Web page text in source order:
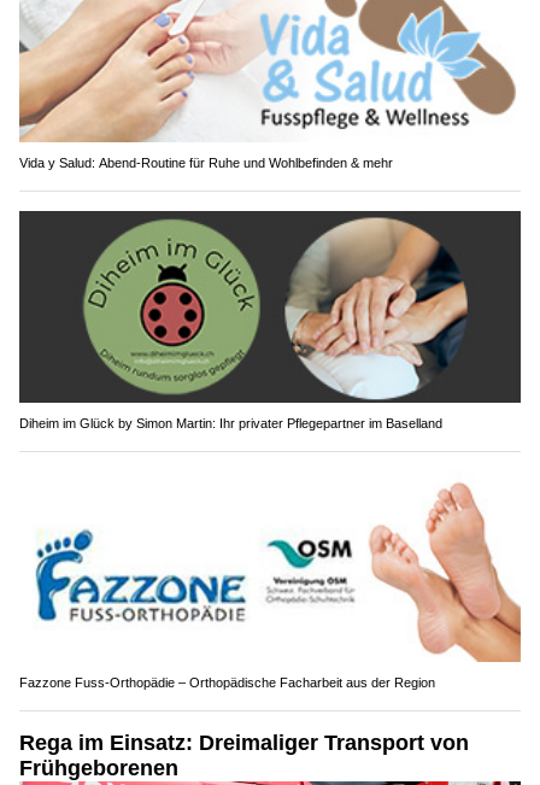
Vida y Salud: Abend-Routine für Ruhe und Wohlbefinden & mehr
Diheim im Glück by Simon Martin: Ihr privater Pflegepartner im Baselland
Fazzone Fuss-Orthopädie – Orthopädische Facharbeit aus der Region
Rega im Einsatz: Dreimaliger Transport von
Frühgeborenen